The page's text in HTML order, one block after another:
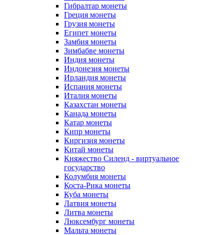
Гибралтар монеты
Греция монеты
Грузия монеты
Египет монеты
Замбия монеты
Зимбабве монеты
Индия монеты
Индонезия монеты
Ирландия монеты
Испания монеты
Италия монеты
Казахстан монеты
Канада монеты
Катар монеты
Кипр монеты
Киргизия монеты
Китай монеты
Княжество Силенд - виртуальное
государство
Колумбия монеты
Коста-Рика монеты
Куба монеты
Латвия монеты
Литва монеты
Люксембург монеты
Мальта монеты